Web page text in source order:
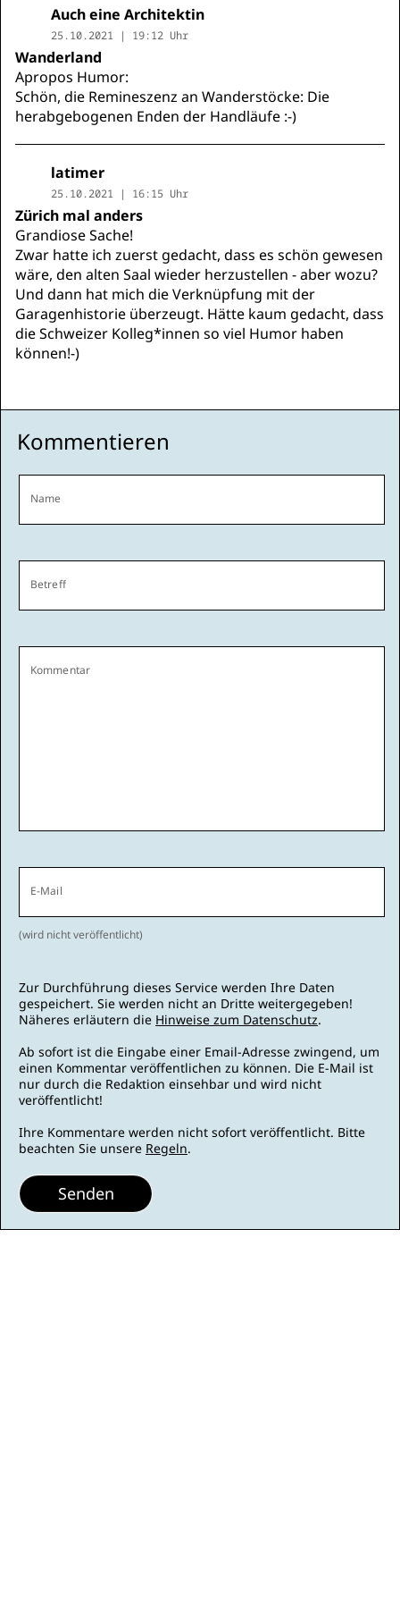
Auch eine Architektin
25.10.2021 | 19:12 Uhr
Wanderland
Apropos Humor:
Schön, die Remineszenz an Wanderstöcke: Die
herabgebogenen Enden der Handläufe :-)
latimer
25.10.2021 | 16:15 Uhr
Zürich mal anders
Grandiose Sache!
Zwar hatte ich zuerst gedacht, dass es schön gewesen
wäre, den alten Saal wieder herzustellen - aber wozu?
Und dann hat mich die Verknüpfung mit der
Garagenhistorie überzeugt. Hätte kaum gedacht, dass
die Schweizer Kolleg*innen so viel Humor haben
können!-)
Kommentieren
Name
Betreff
Kommentar
E-Mail
(wird nicht veröffentlicht)
Zur Durchführung dieses Service werden Ihre Daten
gespeichert. Sie werden nicht an Dritte weitergegeben!
Näheres erläutern die Hinweise zum Datenschutz.
Ab sofort ist die Eingabe einer Email-Adresse zwingend, um
einen Kommentar veröffentlichen zu können. Die E-Mail ist
nur durch die Redaktion einsehbar und wird nicht
veröffentlicht!
Ihre Kommentare werden nicht sofort veröffentlicht. Bitte
beachten Sie unsere Regeln.
Senden